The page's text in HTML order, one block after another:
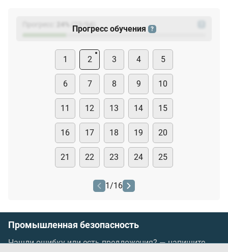
(23
Прогресс обучения ?
1 2 3 4 5
6 7 8 9 10
11 12 13 14 15
16 17 18 19 20
21 22 23 24 25
1/16
Промышленная безопасность
Нашли ошибку или есть предложения? —напишите